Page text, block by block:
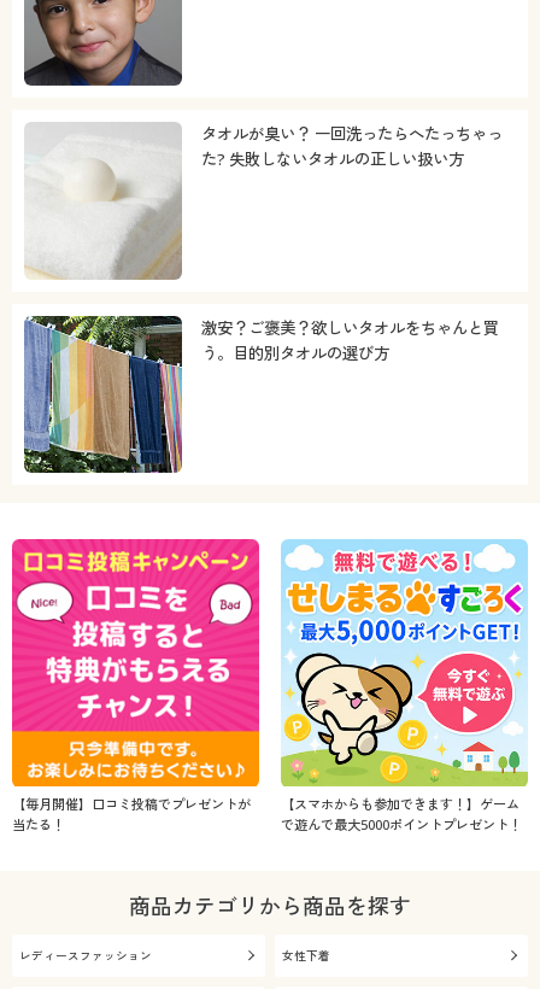
タオルが臭い？ 一回洗ったらへたっちゃっ
た? 失敗しないタオルの正しい扱い方
激安？ご褒美？欲しいタオルをちゃんと買
う。目的別タオルの選び方
【毎月開催】口コミ投稿でプレゼントが
当たる！
【スマホからも参加できます！】ゲーム
で遊んで最大5000ポイントプレゼント！
商品カテゴリから商品を探す
レディースファッション 女性下着